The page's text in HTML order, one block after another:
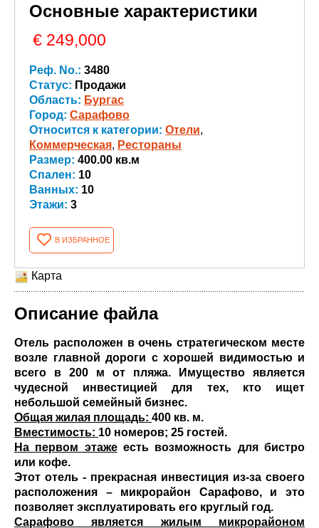
Основные характеристики
€ 249,000
Реф. No.: 3480
Статус: Продажи
Область: Бургас
Город: Сарафово
Относится к категории: Oтели,
Коммерческая, Рестораны
Размер: 400.00 кв.м
Спален: 10
Ванных: 10
Этажи: 3
В ИЗБРАННОЕ
Карта
Описание файла
Отель расположен в очень стратегическом месте
возле главной дороги с хорошей видимостью и
всего в 200 м от пляжа. Имущество является
чудесной инвестицией для тех, кто ищет
небольшой семейный бизнес.
Общая жилая площадь: 400 кв. м.
Вместимость: 10 номеров; 25 гостей.
На первом этажеесть возможность для бистро
или кофе.
Этот отель - прекрасная инвестиция из-за своего
расположения – микрорайон Сарафово, и это
позволяет эксплуатировать его круглый год.
Сарафово является жилым микрорайоном